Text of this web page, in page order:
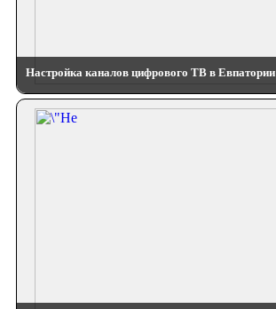
Настройка каналов цифрового ТВ в Евпатории